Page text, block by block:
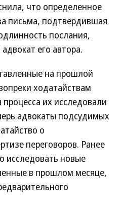
что определенное
письма, подтвердившая
послания,
его автора.
на прошлой
ходатайствам
их исследовали
адвокаты подсудимых
о
переговоров. Ранее
исследовать новые
в прошлом месяце,